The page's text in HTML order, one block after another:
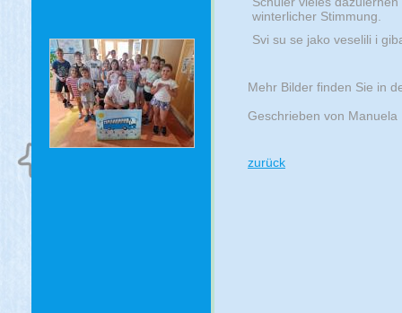
winterlicher Stimmung.
Svi su se jako veselili i
Mehr Bilder finden Sie in
Geschrieben von Manuela
zurück